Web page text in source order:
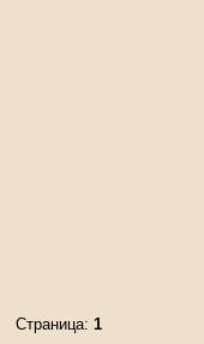
Страница: 1